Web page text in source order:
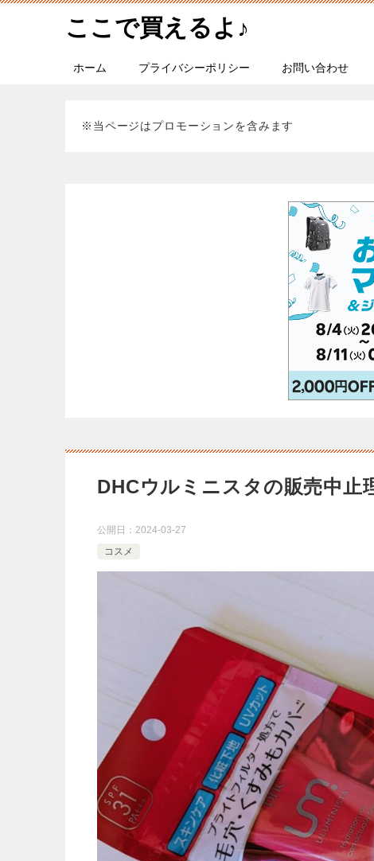
ここで買えるよ♪
ホーム プライバシーポリシー お問い合わせ
※当ページはプロモーションを含みます
DHCウルミニスタの販売中止
公開日： 2024-03-27
コスメ